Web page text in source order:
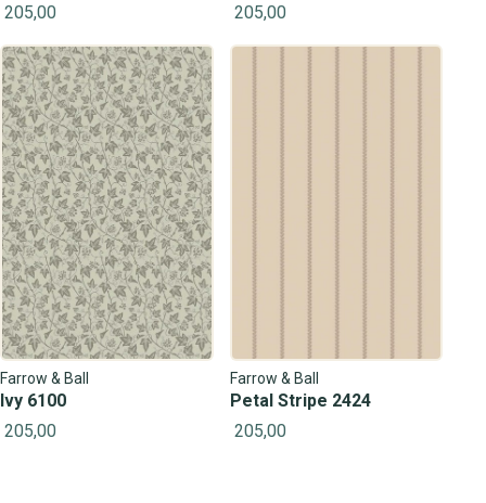
205,00
205,00
Farrow & Ball
Ivy 6100
205,00
Farrow & Ball
Petal Stripe 2424
205,00